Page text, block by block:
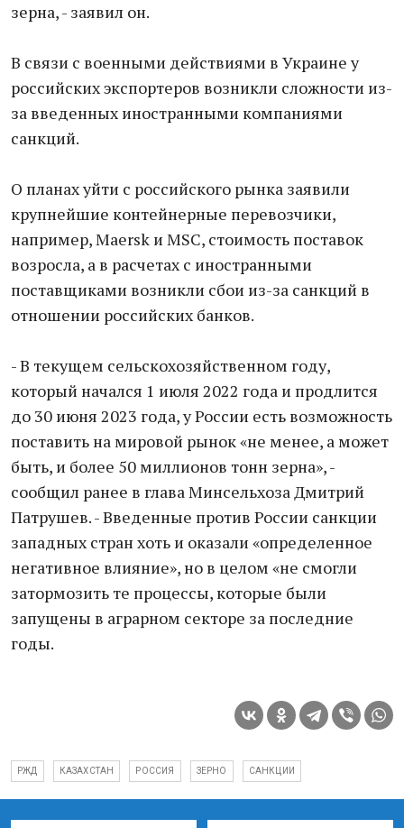
зерна, - заявил он.
В связи с военными действиями в Украине у
российских экспортеров возникли сложности из-
за введенных иностранными компаниями
санкций.
О планах уйти с российского рынка заявили
крупнейшие контейнерные перевозчики,
например, Maersk и MSC, стоимость поставок
возросла, а в расчетах с иностранными
поставщиками возникли сбои из-за санкций в
отношении российских банков.
- В текущем сельскохозяйственном году,
который начался 1 июля 2022 года и продлится
до 30 июня 2023 года, у России есть возможность
поставить на мировой рынок «не менее, а может
быть, и более 50 миллионов тонн зерна», -
сообщил ранее в глава Минсельхоза Дмитрий
Патрушев. - Введенные против России санкции
западных стран хоть и оказали «определенное
негативное влияние», но в целом «не смогли
затормозить те процессы, которые были
запущены в аграрном секторе за последние
годы.
РЖД КАЗАХСТАН РОССИЯ ЗЕРНО САНКЦИИ